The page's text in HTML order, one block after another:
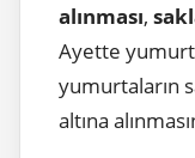
alınması,
Ayette
yumurtaların
altına